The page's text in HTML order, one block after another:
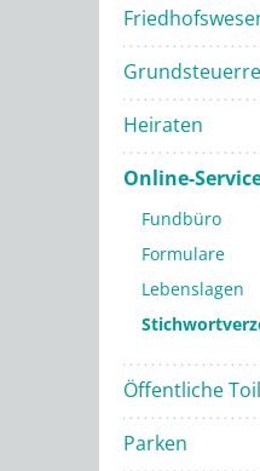
Heiraten
Online-
Fundbüro
Formulare
Lebenslagen
Öffentliche
Parken